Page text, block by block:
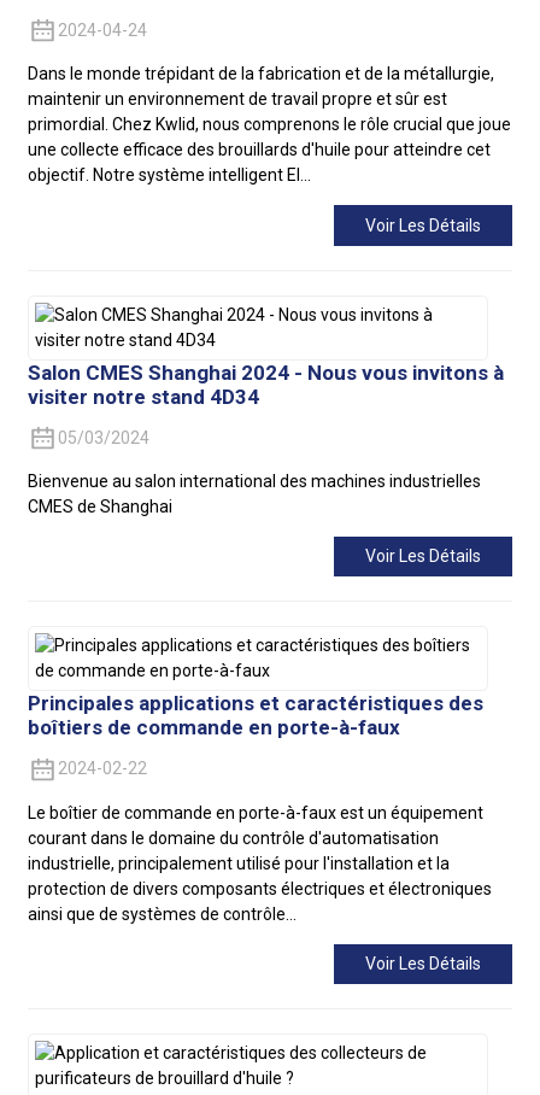
2024-04-24
Dans le monde trépidant de la fabrication et de la métallurgie,
maintenir un environnement de travail propre et sûr est
primordial. Chez Kwlid, nous comprenons le rôle crucial que joue
une collecte efficace des brouillards d'huile pour atteindre cet
objectif. Notre système intelligent El...
Voir Les Détails
Salon CMES Shanghai 2024 - Nous vous invitons à
visiter notre stand 4D34
05/03/2024
Bienvenue au salon international des machines industrielles
CMES de Shanghai
Voir Les Détails
Principales applications et caractéristiques des
boîtiers de commande en porte-à-faux
2024-02-22
Le boîtier de commande en porte-à-faux est un équipement
courant dans le domaine du contrôle d'automatisation
industrielle, principalement utilisé pour l'installation et la
protection de divers composants électriques et électroniques
ainsi que de systèmes de contrôle...
Voir Les Détails